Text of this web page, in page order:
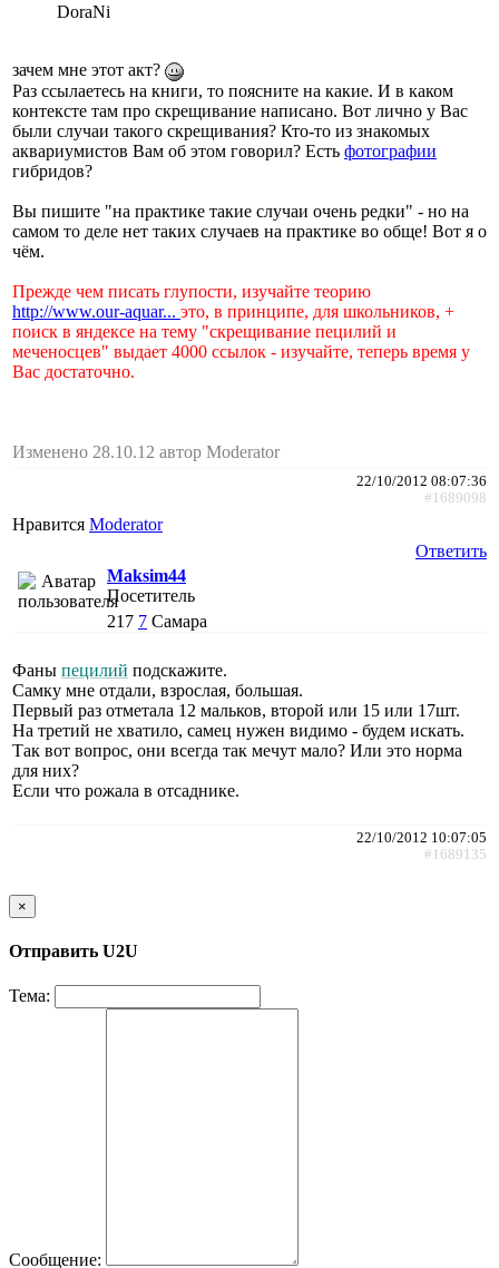
DoraNi
зачем мне этот акт?
Раз ссылаетесь на книги, то поясните на какие. И в каком
контексте там про скрещивание написано. Вот лично у Вас
были случаи такого скрещивания? Кто-то из знакомых
аквариумистов Вам об этом говорил? Есть фотографии
гибридов?
Вы пишите "на практике такие случаи очень редки" - но на
самом то деле нет таких случаев на практике во обще! Вот я о
чём.
Прежде чем писать глупости, изучайте теорию
http://www.our-aquar... это, в принципе, для школьников, +
поиск в яндексе на тему "скрещивание пецилий и
меченосцев" выдает 4000 ссылок - изучайте, теперь время у
Вас достаточно.
Изменено 28.10.12 автор Moderator
22/10/2012 08:07:36
#1689098
Нравится Moderator
Ответить
Maksim44
Посетитель
217 7 Самара
Фаны пецилий подскажите.
Самку мне отдали, взрослая, большая.
Первый раз отметала 12 мальков, второй или 15 или 17шт.
На третий не хватило, самец нужен видимо - будем искать.
Так вот вопрос, они всегда так мечут мало? Или это норма
для них?
Если что рожала в отсаднике.
22/10/2012 10:07:05
#1689135
×
Отправить U2U
Тема:
Сообщение: